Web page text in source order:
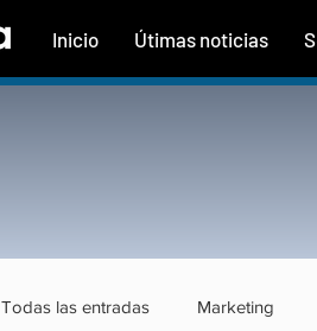
Inicio Útimas noticias
Todas las entradas Marketing